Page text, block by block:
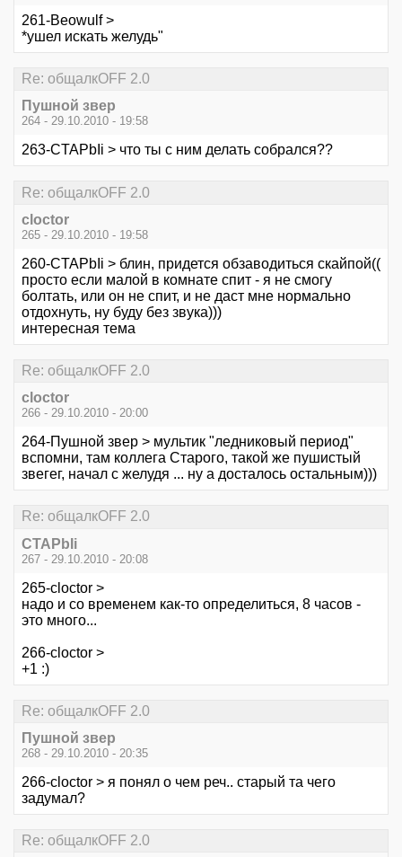
261-Beowulf >
*ушел искать желудь"
Re: общалкOFF 2.0
Пушной звер
264 - 29.10.2010 - 19:58
263-CTAPbIi > что ты с ним делать собрался??
Re: общалкOFF 2.0
cloctor
265 - 29.10.2010 - 19:58
260-CTAPbIi > блин, придется обзаводиться скайпой((
просто если малой в комнате спит - я не смогу
болтать, или он не спит, и не даст мне нормально
отдохнуть, ну буду без звука)))
интересная тема
Re: общалкOFF 2.0
cloctor
266 - 29.10.2010 - 20:00
264-Пушной звер > мультик "ледниковый период"
вспомни, там коллега Старого, такой же пушистый
звегег, начал с желудя ... ну а досталось остальным)))
Re: общалкOFF 2.0
CTAPbIi
267 - 29.10.2010 - 20:08
265-cloctor >
надо и со временем как-то определиться, 8 часов -
это много...
266-cloctor >
+1 :)
Re: общалкOFF 2.0
Пушной звер
268 - 29.10.2010 - 20:35
266-cloctor > я понял о чем реч.. старый та чего
задумал?
Re: общалкOFF 2.0